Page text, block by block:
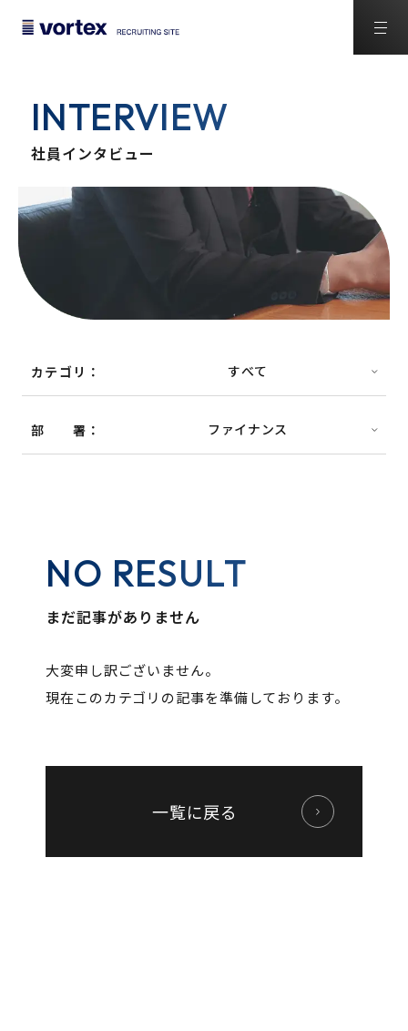
INTERVIEW
社員インタビュー
カテゴリ
部署
NO RESULT
まだ記事がありません
大変申し訳ございません。
現在このカテゴリの記事を準備しております。
一覧に戻る